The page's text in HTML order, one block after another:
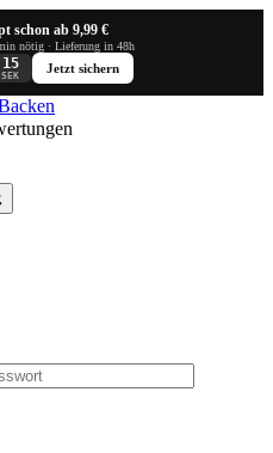
schon ab 9,99 €
nötig · Lieferung in 48h
14
SEK
Jetzt sichern